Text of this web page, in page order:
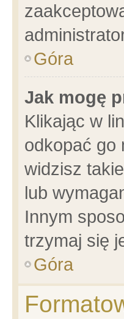
Góra
Jak mogę
Klikając w
odkopać go
widzisz
lub
Innym
trzymaj się
Góra